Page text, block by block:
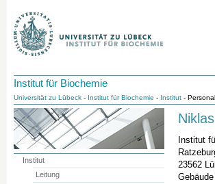
Institut für Biochemie
Universität zu Lübeck - Institut für Biochemie - Institut - Personal
Institut
23562
Institut
Leitung